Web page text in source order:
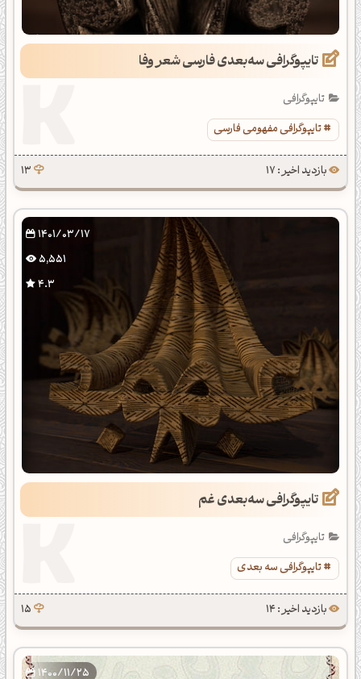
تایپوگرافی سه‌بعدی فارسی شعر وفا
تایپوگرافی
تایپوگرافی مفهومی فارسی
بازدید اخیر : 17 13
1401/03/17
5,551
4.3
تایپوگرافی سه‌بعدی غم
تایپوگرافی
تایپوگرافی سه بعدی
بازدید اخیر : 14 15
1400/11/25